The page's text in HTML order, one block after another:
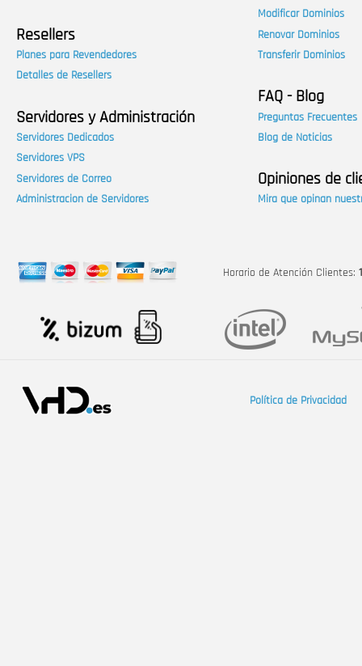
Modificar Dominios
Resellers
Renovar Dominios
Planes para Revendedores
Transferir Dominios
Detalles de Resellers
FAQ - Blog
Servidores y Administración
Preguntas Frecuentes
Servidores Dedicados
Blog de Noticias
Servidores VPS
Servidores de Correo
Opiniones de
Administracion de Servidores Mira que opinan
Horario de Atención Clientes:
Política de Privacidad